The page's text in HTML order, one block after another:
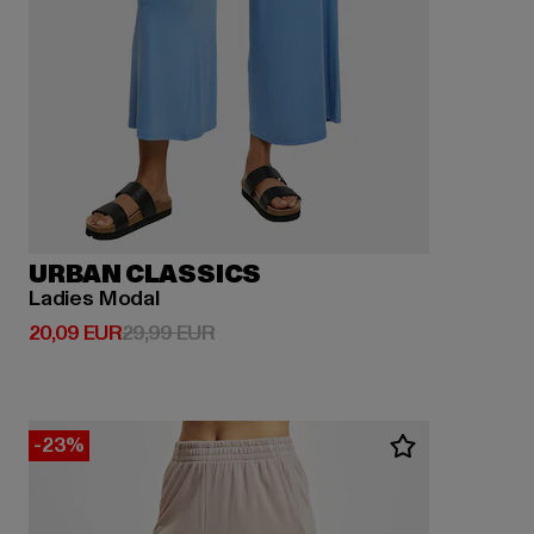
URBAN CLASSICS
Ladies Modal
20,09 EUR
Derzeitiger Preis: 20,09 EUR
29,99 EURAktionspreis: 29,99 EUR
-23%